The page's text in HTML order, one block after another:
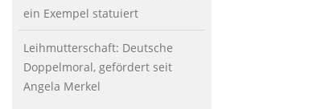
ein Exempel statuiert
Leihmutterschaft: Deutsche
Doppelmoral, gefördert seit
Angela Merkel